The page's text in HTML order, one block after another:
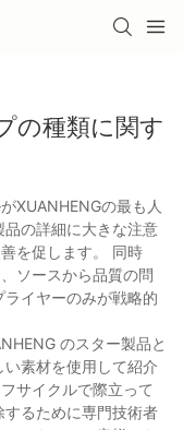
の種類に関す
XUANHENGの最も人
の詳細に大きな注意
を促します。 同時
ソースから品質の問
イヤーのみが戦略的
のスター製品と
素材を使用して紹介
サイクルで際立って
るために専門技術者